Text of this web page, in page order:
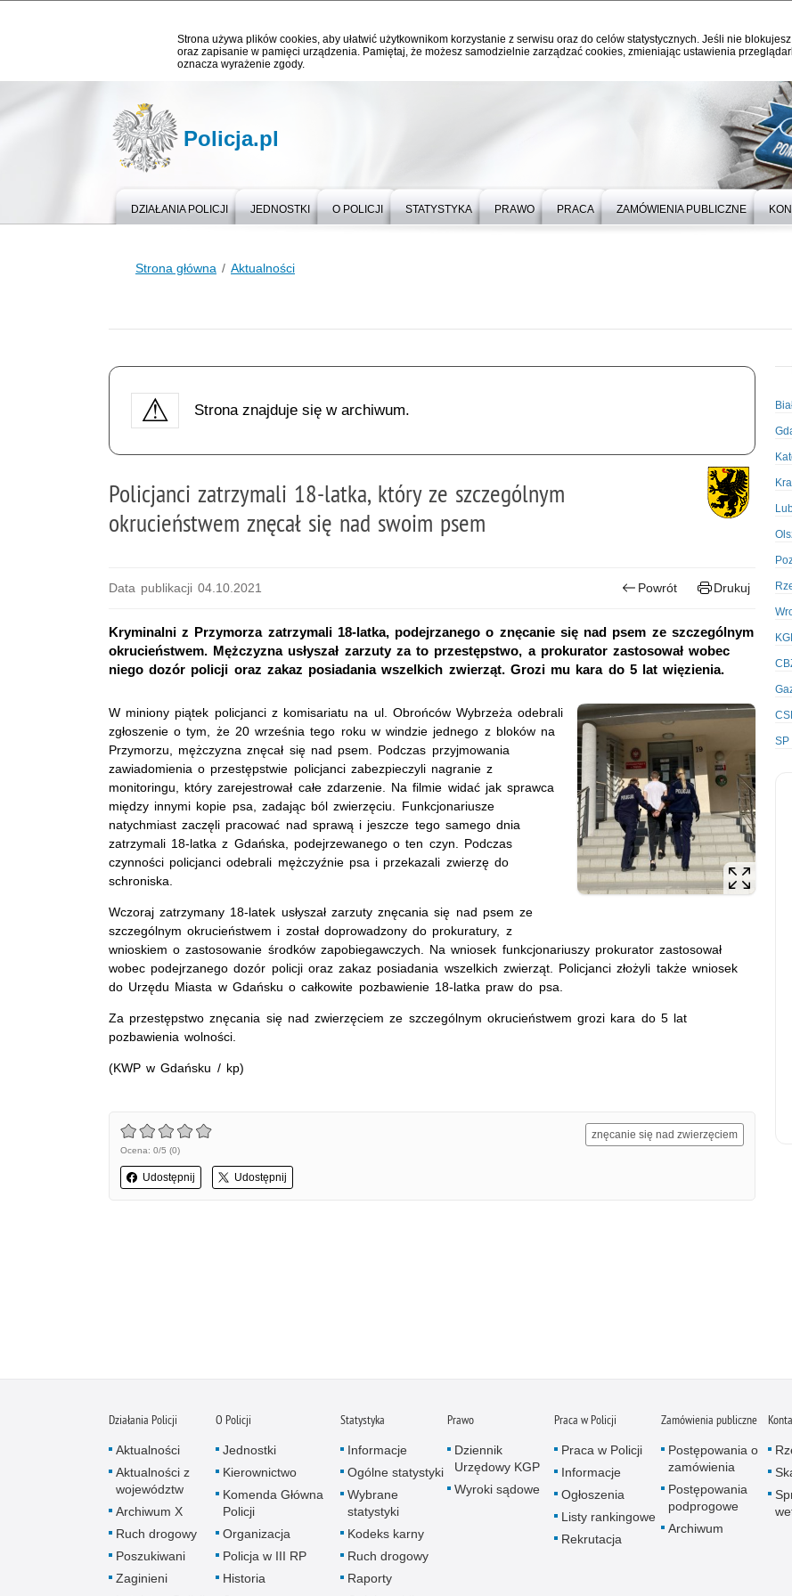
Strona używa plików cookies, aby ułatwić użytkownikom korzystanie z serwisu oraz do celów statystycznych. Jeśli nie
oraz zapisanie w pamięci urządzenia. Pamiętaj, że możesz samodzielnie zarządzać cookies, zmieniając ustawienia
oznacza wyrażenie zgody.
Policja.pl
DZIAŁANIA POLICJI JEDNOSTKI O POLICJI STATYSTYKA PRAWO PRACA ZAMÓWIENIA PUBLICZNE
Strona główna Aktualności
Strona znajduje się w archiwum.
Policjanci zatrzymali 18-latka, który ze szczególnym
okrucieństwem znęcał się nad swoim psem
Data publikacji 04.10.2021 Powrót Drukuj
Kryminalni z Przymorza zatrzymali 18-latka, podejrzanego o znęcanie się nad psem ze szczególnym
okrucieństwem. Mężczyzna usłyszał zarzuty za to przestępstwo, a prokurator zastosował wobec
niego dozór policji oraz zakaz posiadania wszelkich zwierząt. Grozi mu kara do 5 lat więzienia.
W miniony piątek policjanci z komisariatu na ul. Obrońców Wybrzeża odebrali
zgłoszenie o tym, że 20 września tego roku w windzie jednego z bloków na
Przymorzu, mężczyzna znęcał się nad psem. Podczas przyjmowania
zawiadomienia o przestępstwie policjanci zabezpieczyli nagranie z
monitoringu, który zarejestrował całe zdarzenie. Na filmie widać jak sprawca
między innymi kopie psa, zadając ból zwierzęciu. Funkcjonariusze
natychmiast zaczęli pracować nad sprawą i jeszcze tego samego dnia
zatrzymali 18-latka z Gdańska, podejrzewanego o ten czyn. Podczas
czynności policjanci odebrali mężczyźnie psa i przekazali zwierzę do
schroniska.
Wczoraj zatrzymany 18-latek usłyszał zarzuty znęcania się nad psem ze
szczególnym okrucieństwem i został doprowadzony do prokuratury, z
wnioskiem o zastosowanie środków zapobiegawczych. Na wniosek funkcjonariuszy prokurator zastosował
wobec podejrzanego dozór policji oraz zakaz posiadania wszelkich zwierząt. Policjanci złożyli także wniosek
do Urzędu Miasta w Gdańsku o całkowite pozbawienie 18-latka praw do psa.
Za przestępstwo znęcania się nad zwierzęciem ze szczególnym okrucieństwem grozi kara do 5 lat
pozbawienia wolności.
(KWP w Gdańsku / kp)
Ocena: 0/5 (0)
Udostępnij Udostępnij
znęcanie się nad zwierzęciem
SP
Działania Policji
Aktualności
Aktualności z
województw
Archiwum X
Ruch drogowy
Poszukiwani
Zaginieni
O Policji
Jednostki
Kierownictwo
Komenda Główna
Policji
Organizacja
Policja w III RP
Historia
Statystyka
Informacje
Ogólne statystyki
Wybrane
statystyki
Kodeks karny
Ruch drogowy
Raporty
Prawo
Dziennik
Urzędowy KGP
Wyroki sądowe
Praca w Policji
Praca w Policji
Informacje
Ogłoszenia
Listy rankingowe
Rekrutacja
Zamówienia publiczne
Postępowania o
zamówienia
Postępowania
podprogowe
Archiwum